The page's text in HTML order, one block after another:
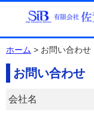
ホーム > お問い合わせ
お問い合わせ
会社名